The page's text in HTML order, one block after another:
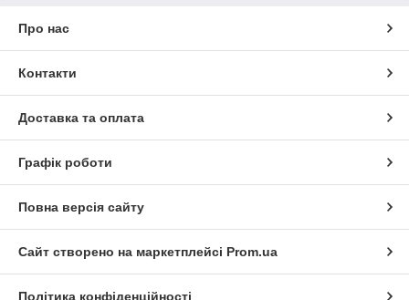
Про нас
Контакти
Доставка та оплата
Графік роботи
Повна версія сайту
Сайт створено на маркетплейсі Prom.ua
Політика конфіденційності